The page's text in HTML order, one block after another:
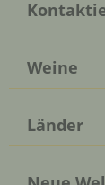
Weine
Länder